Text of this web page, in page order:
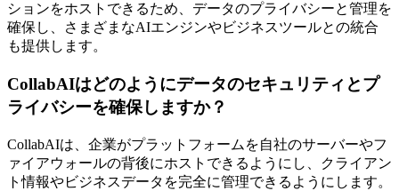
ションをホストできるため、データのプライバシーと管理を
確保し、さまざまなAIエンジンやビジネスツールとの統合
も提供します。
CollabAIはどのようにデータのセキュリティとプ
ライバシーを確保しますか？
CollabAIは、企業がプラットフォームを自社のサーバーやフ
ァイアウォールの背後にホストできるようにし、クライアン
ト情報やビジネスデータを完全に管理できるようにします。